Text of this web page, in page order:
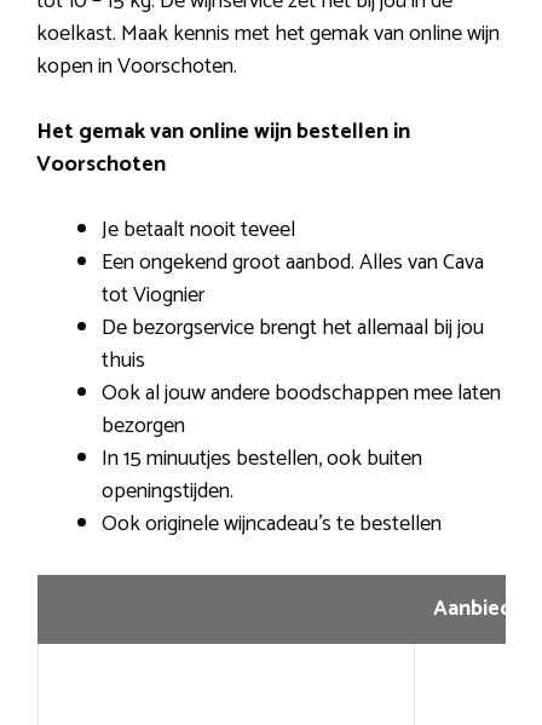
koelkast. Maak kennis met het gemak van online wijn
kopen in Voorschoten.
Het gemak van online wijn bestellen in
Voorschoten
Je betaalt nooit teveel
Een ongekend groot aanbod. Alles van Cava
tot Viognier
De bezorgservice brengt het allemaal bij jou
thuis
Ook al jouw andere boodschappen mee laten
bezorgen
In 15 minuutjes bestellen, ook buiten
openingstijden.
Ook originele wijncadeau’s te bestellen